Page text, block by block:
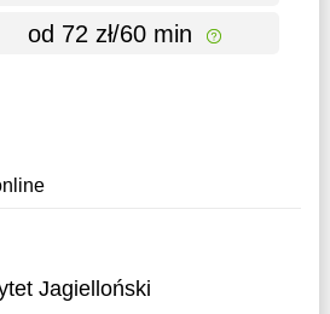
od 72 zł/60 min
Jagielloński